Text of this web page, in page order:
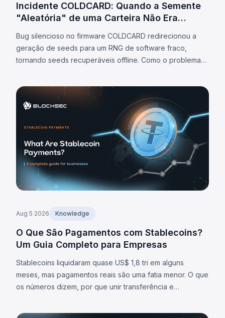
Incidente COLDCARD: Quando a Semente
"Aleatória" de uma Carteira Não Era
Bug silencioso no firmware COLDCARD redirecionou a
geração de seeds para um RNG de software fraco,
tornando seeds recuperáveis offline. Como o problema
até 7/ago/2026.
Aug 5 2026 Knowledge
O Que São Pagamentos com Stablecoins?
Um Guia Completo para Empresas
Stablecoins liquidaram quase US$ 1,8 tri em alguns
meses, mas pagamentos reais são uma fatia menor. O que
os números dizem, por que unir transferência e